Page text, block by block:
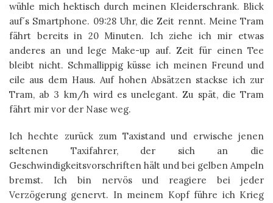
wühle mich hektisch durch meinen Kleiderschrank. Blick
auf´s Smartphone. 09:28 Uhr, die Zeit rennt. Meine Tram
fährt bereits in 20 Minuten. Ich ziehe ich mir etwas
anderes an und lege Make-up auf. Zeit für einen Tee
bleibt nicht. Schmallippig küsse ich meinen Freund und
eile aus dem Haus. Auf hohen Absätzen stackse ich zur
Tram, ab 3 km/h wird es unelegant. Zu spät, die Tram
fährt mir vor der Nase weg.
Ich hechte zurück zum Taxistand und erwische jenen
seltenen Taxifahrer, der sich an die
Geschwindigkeitsvorschriften hält und bei gelben Ampeln
bremst. Ich bin nervös und reagiere bei jeder
Verzögerung genervt. In meinem Kopf führe ich Krieg